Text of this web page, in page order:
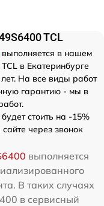
TCL
выполняется в нашем
в Екатеринбурге
На все виды работ
гарантию - мы в
стоить на -15%
через звонок
выполняется
В таких случаях
в сервисный